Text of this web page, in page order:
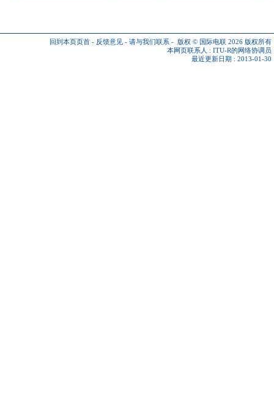
回到本页页首 - 反馈意见 - 请与我们联系 - 版权 © 国际电联 2026 版权所有
本网页联系人 : ITU-R的网络协调员
最近更新日期 : 2013-01-30